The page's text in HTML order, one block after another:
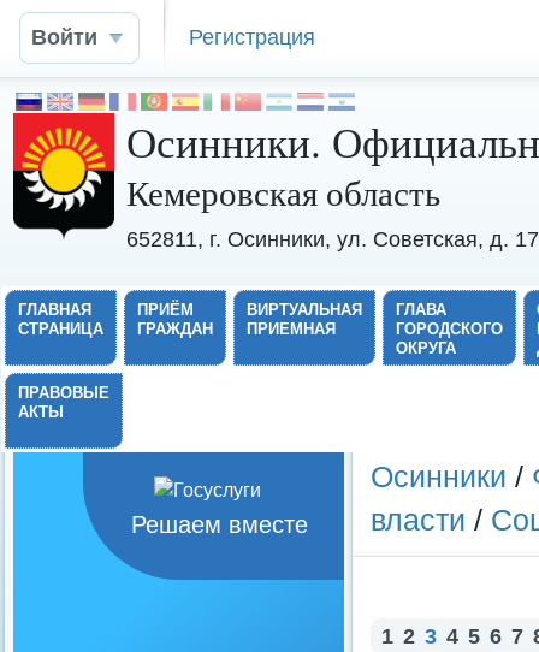
Войти Регистрация
Осинники.
Кемеровская область
652811, г. Осинники, ул. Советская, д.
ГЛАВНАЯ
СТРАНИЦА
ПРИЁМ
ГРАЖДАН
ВИРТУАЛЬНАЯ
ПРИЕМНАЯ
ГЛАВА
ГОРОДСКОГО
ОКРУГА
ПРАВОВЫЕ
АКТЫ
Осинники /
власти /
1 2 3 4 5 6 7
Решаем вместе